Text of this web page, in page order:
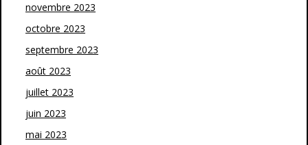
novembre 2023
octobre 2023
septembre 2023
août 2023
juillet 2023
juin 2023
mai 2023